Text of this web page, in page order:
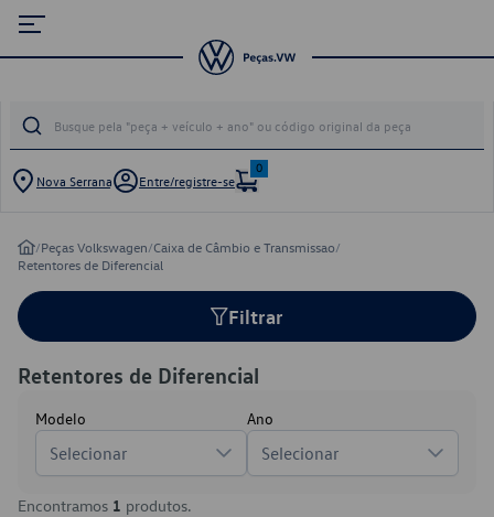
Nova Serrana Entre/registre-se
0
/Peças Volkswagen/Caixa de Câmbio e Transmissao/
Retentores de Diferencial
Filtrar
Retentores de Diferencial
Modelo
Selecionar
Ano
Selecionar
Encontramos 1 produtos.